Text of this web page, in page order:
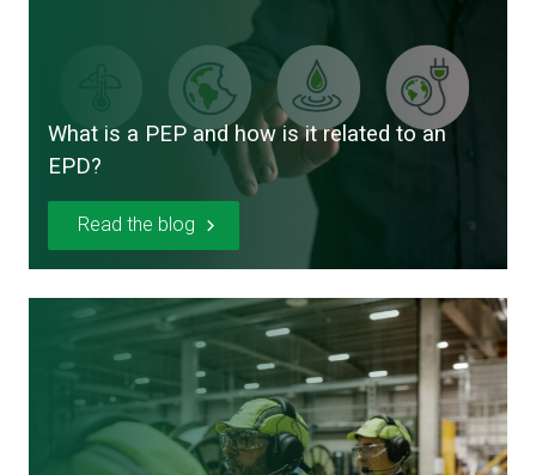
What is a PEP and how is it related to an
EPD?
Read the blog